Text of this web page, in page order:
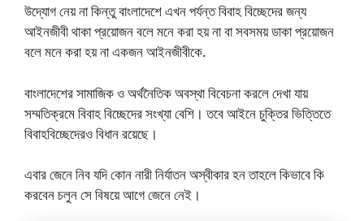
উদ্যোগ নেয় না কিন্তু বাংলাদেশে এখন পর্যন্ত বিবাহ বিচ্ছেদের জন্য
আইনজীবী থাকা প্রয়োজন বলে মনে করা হয় না বা সবসময় ডাকা প্রয়োজন
বলে মনে করা হয় না একজন আইনজীবীকে.
বাংলাদেশের সামাজিক ও অর্থনৈতিক অবস্থা বিবেচনা করলে দেখা যায়
সম্মতিক্রমে বিবাহ বিচ্ছেদের সংখ্যা বেশি। তবে আইনে চুক্তির ভিত্তিতে
বিবাহবিচ্ছেদেরও বিধান রয়েছে।
এবার জেনে নিব যদি কোন নারী নির্যাতন অস্বীকার হন তাহলে কিভাবে কি
করবেন চলুন সে বিষয়ে আগে জেনে নেই।